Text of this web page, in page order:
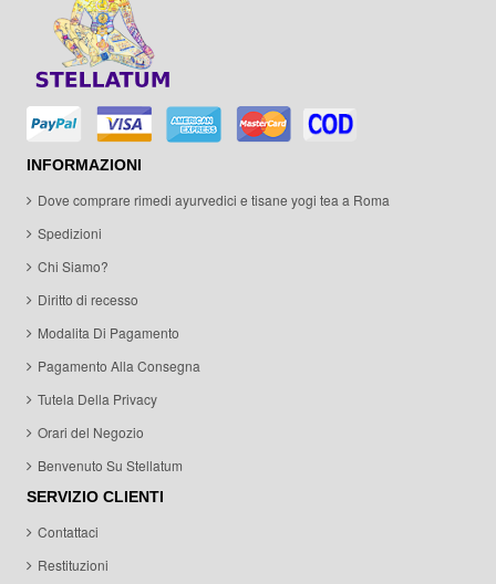
INFORMAZIONI
Dove comprare rimedi ayurvedici e tisane yogi tea a Roma
Spedizioni
Chi Siamo?
Diritto di recesso
Modalita Di Pagamento
Pagamento Alla Consegna
Tutela Della Privacy
Orari del Negozio
Benvenuto Su Stellatum
SERVIZIO CLIENTI
Contattaci
Restituzioni